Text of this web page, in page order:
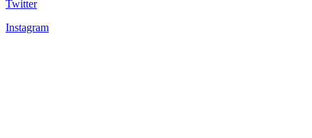
Twitter
Instagram